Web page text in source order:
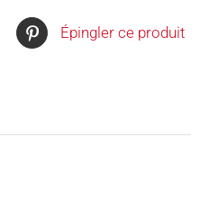
Épingler ce produit